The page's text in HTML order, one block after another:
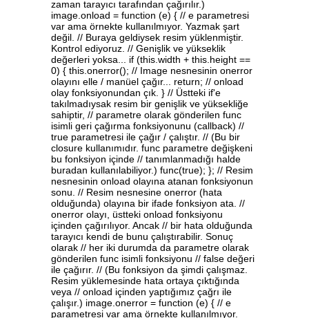
zaman tarayıcı tarafından çağırılır.)
image.onload = function (e) { // e parametresi
var ama örnekte kullanılmıyor. Yazmak şart
değil. // Buraya geldiysek resim yüklenmiştir.
Kontrol ediyoruz. // Genişlik ve yükseklik
değerleri yoksa... if (this.width + this.height ==
0) { this.onerror(); // Image nesnesinin onerror
olayını elle / manüel çağır... return; // onload
olay fonksiyonundan çık. } // Üstteki if'e
takılmadıysak resim bir genişlik ve yüksekliğe
sahiptir, // parametre olarak gönderilen func
isimli geri çağırma fonksiyonunu (callback) //
true parametresi ile çağır / çalıştır. // (Bu bir
closure kullanımıdır. func parametre değişkeni
bu fonksiyon içinde // tanımlanmadığı halde
buradan kullanılabiliyor.) func(true); }; // Resim
nesnesinin onload olayına atanan fonksiyonun
sonu. // Resim nesnesine onerror (hata
olduğunda) olayına bir ifade fonksiyon ata. //
onerror olayı, üstteki onload fonksiyonu
içinden çağırılıyor. Ancak // bir hata olduğunda
tarayıcı kendi de bunu çalıştırabilir. Sonuç
olarak // her iki durumda da parametre olarak
gönderilen func isimli fonksiyonu // false değeri
ile çağırır. // (Bu fonksiyon da şimdi çalışmaz.
Resim yüklemesinde hata ortaya çıktığında
veya // onload içinden yaptığımız çağrı ile
çalışır.) image.onerror = function (e) { // e
parametresi var ama örnekte kullanılmıyor.